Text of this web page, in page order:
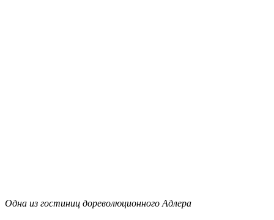
Одна из гостиниц дореволюционного Адлера